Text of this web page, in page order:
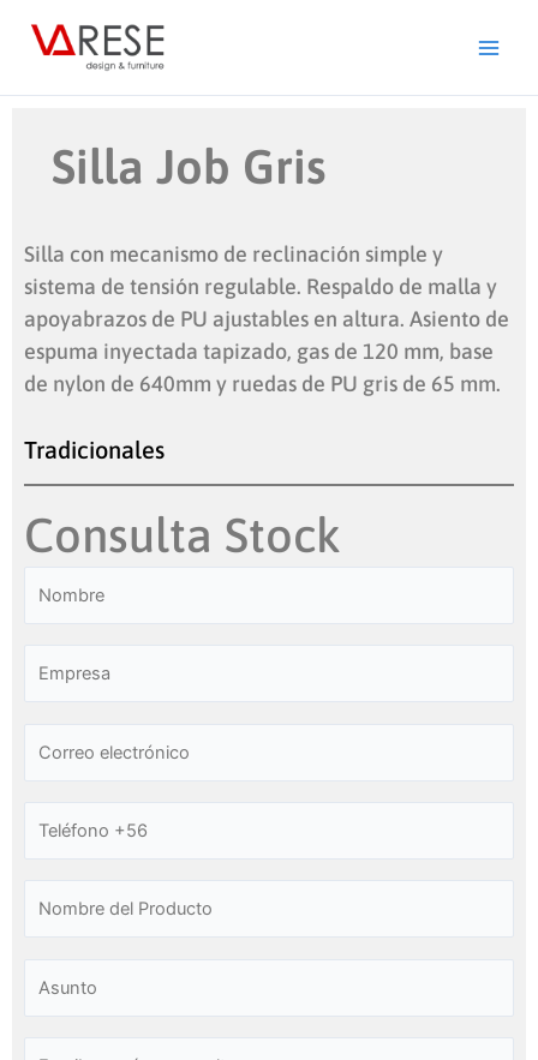
Silla Job Gris
Silla con mecanismo de reclinación simple y
sistema de tensión regulable. Respaldo de malla y
apoyabrazos de PU ajustables en altura. Asiento de
espuma inyectada tapizado, gas de 120 mm, base
de nylon de 640mm y ruedas de PU gris de 65 mm.
Tradicionales
Consulta Stock